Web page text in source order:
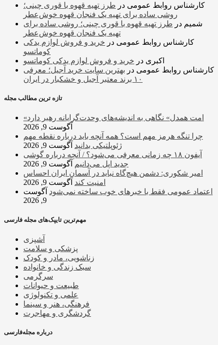
کارشناس روابط عمومی در طرز تهیه قهوه با قوری چینی؛
روشی ساده برای تهیه یک فنجان قهوه خوش‌عطر
شمیم در طرز تهیه قهوه با قوری چینی؛ روشی ساده برای
تهیه یک فنجان قهوه خوش‌عطر
کارشناس روابط عمومی در خرید و فروش لوازم یدکی
کوماتسو
اکبری در خرید و فروش لوازم یدکی کوماتسو
کارشناس روابط عمومی در بهترین سایت خرید آجیل؛ معرفی
۱۰ برند معتبر آجیل و خشکبار در ایران
تازه ترین مطالب مجله
«امت همدل» نگاهی به اندیشه‌های وحدت‌گرایانه رهبر دارد
آگوست 9, 2026
چرا تنگه هرمز مهم است؟ همه آنچه باید درباره نقطه مهم
ژئوپلتیکی بدانید آگوست 9, 2026
آیفون ۱۸ چه زمانی معرفی می‌شود؟ / آنچه درباره گوشی
جدید اپل می‌دانیم آگوست 9, 2026
امیر شکوری: دشمن هیچ‌گاه نباید در آسمان ایران احساس
امنیت کند آگوست 9, 2026
اعتماد عمومی فقط با خبرهای خوب ساخته نمی‌شود آگوست
9, 2026
مهم‌ترین تایپک‌های مجله فارسی
آشپزی
پزشکی و سلامت
زناشویی، مادر و کودک
سبک زندگی و خانواده
سرگرمی
طبیعت و حیوانات
علمی و تکنولوژی
فرهنگی، هنر و سینما
گردشگری و مهاجرت
درباره مجله‌فارسی